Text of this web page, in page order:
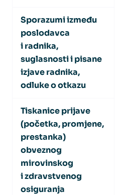
Sporazumi između
poslodavca
i radnika,
suglasnosti i pisane
izjave radnika,
odluke o otkazu
Tiskanice prijave
(početka, promjene,
prestanka)
obveznog
mirovinskog
i zdravstvenog
osiguranja